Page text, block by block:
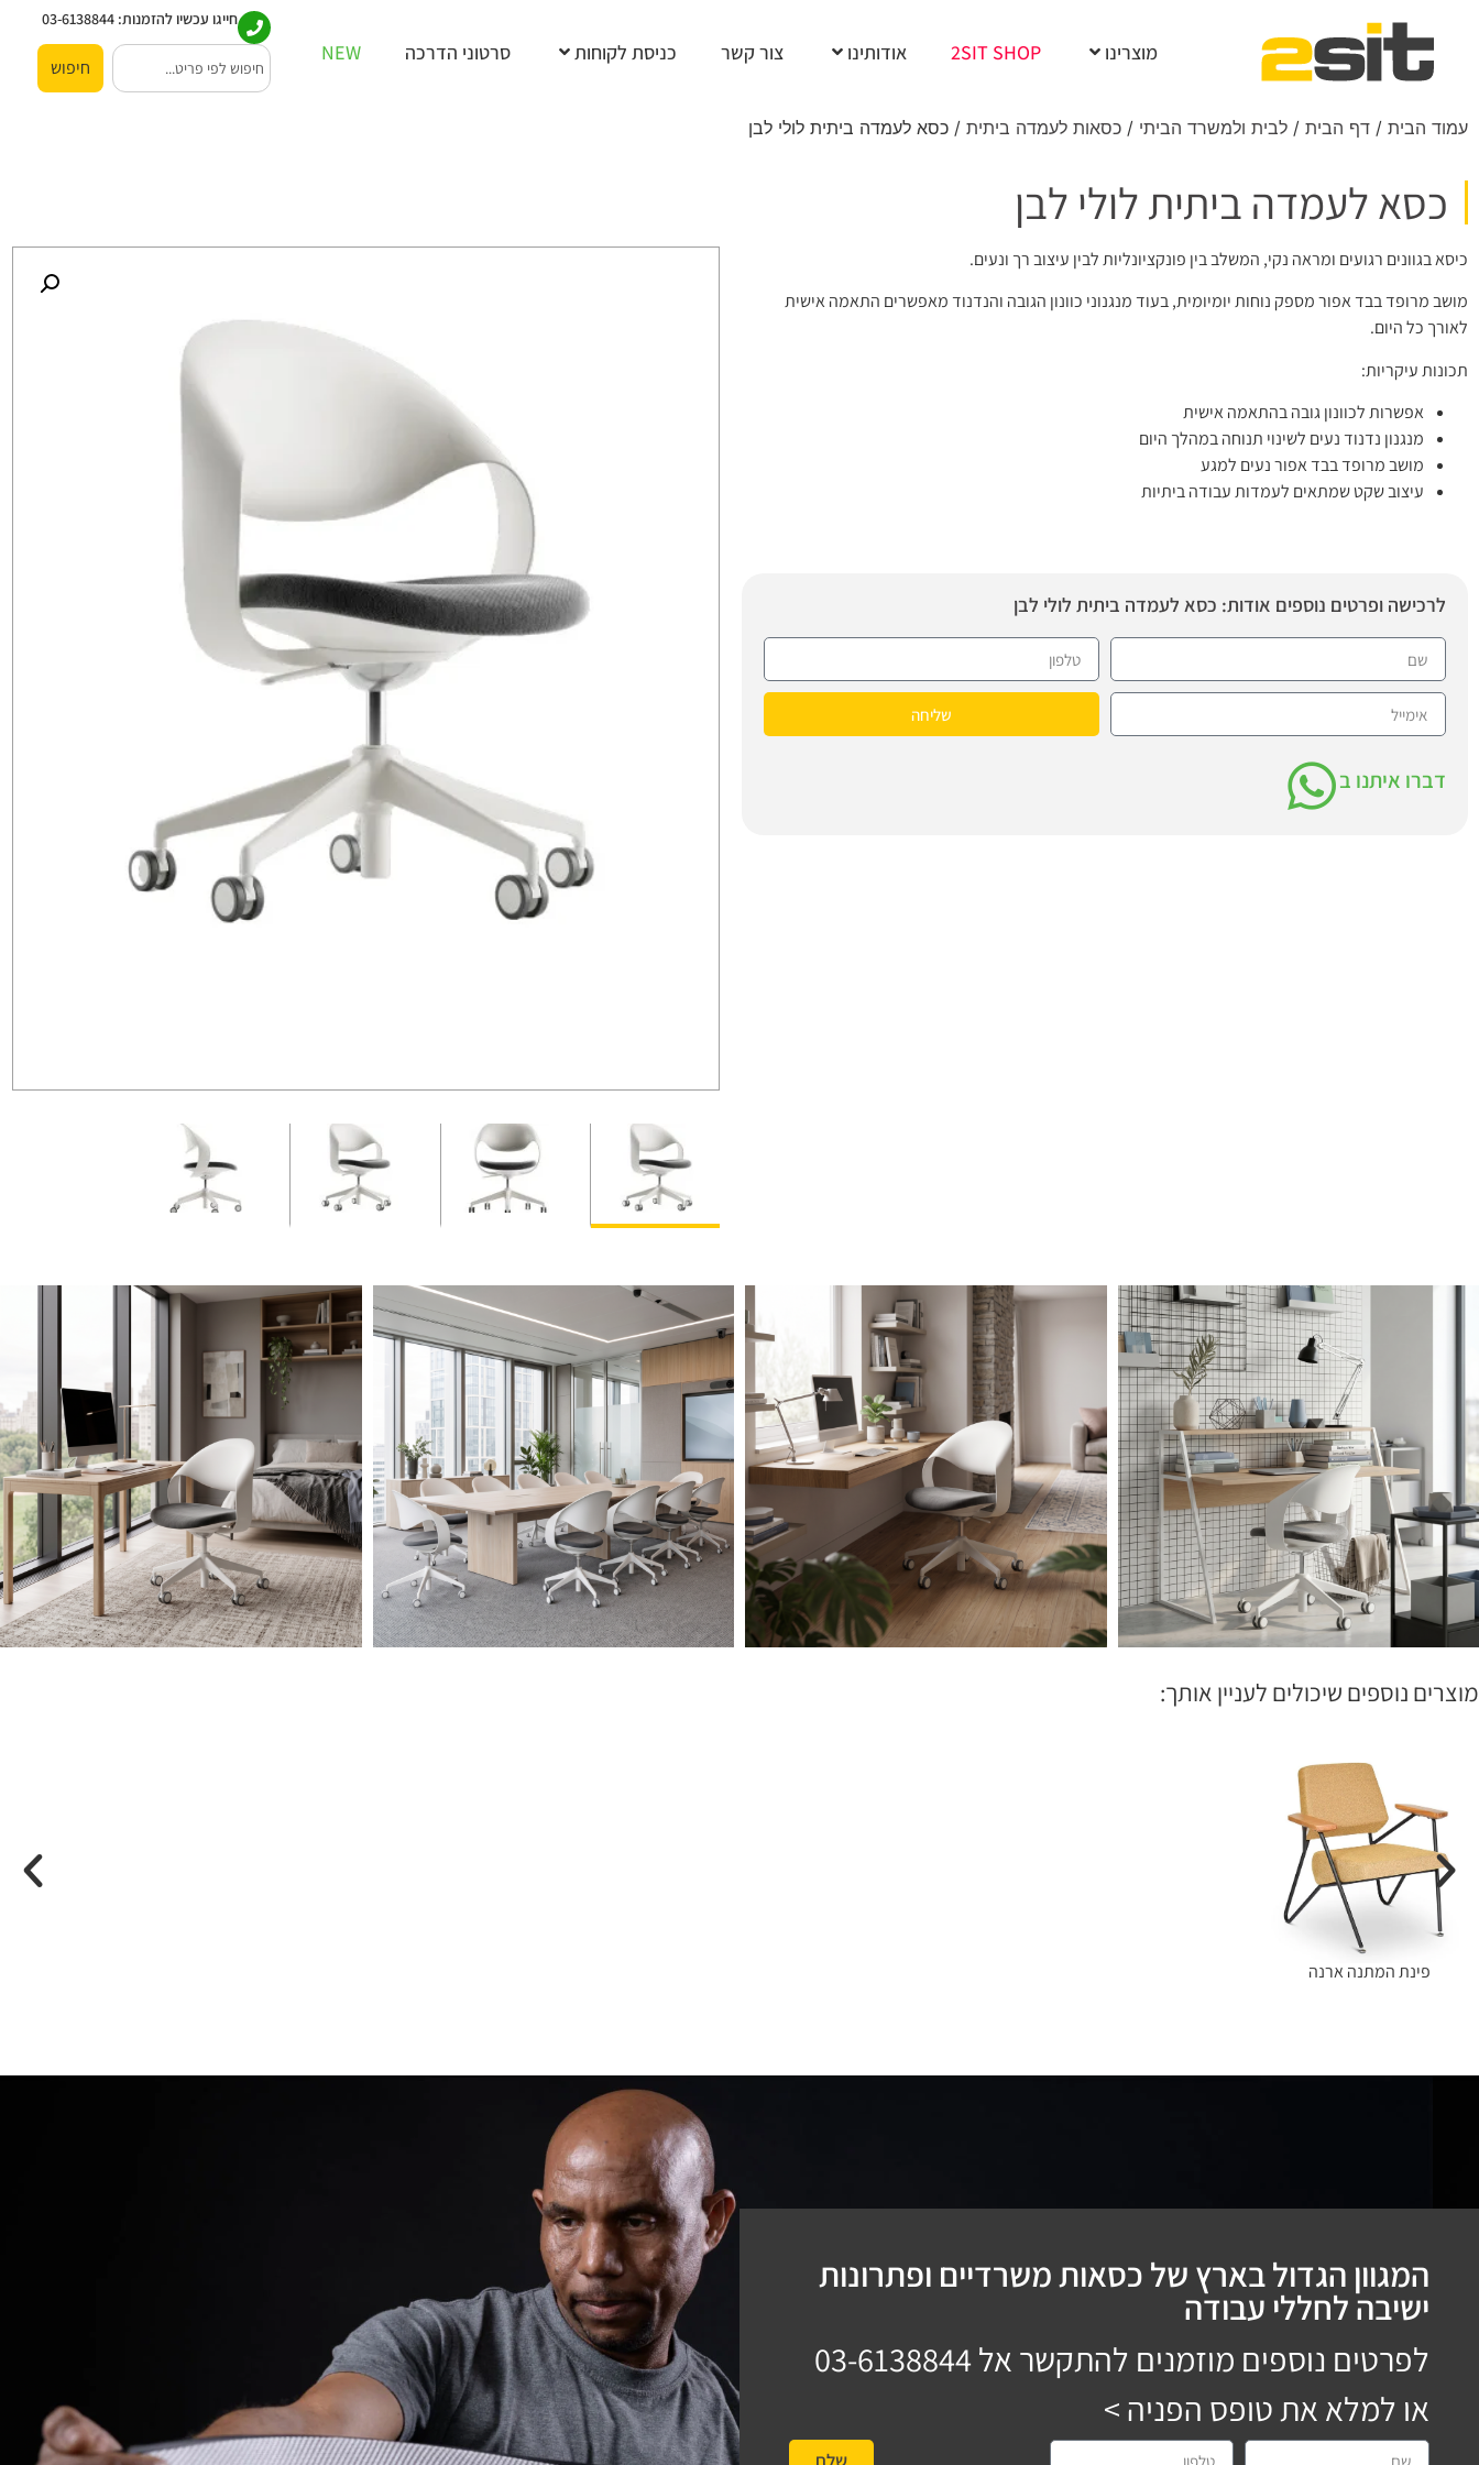
מוצרינו 2SIT SHOP אודותינו צור קשר כניסת לקוחות סרטוני הדרכה NEW
חייגו עכשיו להזמנות: 03-6138844
חיפוש
עמוד הבית / דף הבית / לבית ולמשרד הביתי / כסאות לעמדה ביתית / כסא לעמדה ביתית לולי לבן
כסא לעמדה ביתית לולי לבן
כיסא בגוונים רגועים ומראה נקי, המשלב בין פונקציונליות לבין עיצוב רך ונעים.
מושב מרופד בבד אפור מספק נוחות יומיומית, בעוד מנגנוני כוונון הגובה והנדנוד מאפשרים התאמה אישית
לאורך כל היום.
תכונות עיקריות:
אפשרות לכוונון גובה בהתאמה אישית
מנגנון נדנוד נעים לשינוי תנוחה במהלך היום
מושב מרופד בבד אפור נעים למגע
עיצוב שקט שמתאים לעמדות עבודה ביתיות
לרכישה ופרטים נוספים אודות: כסא לעמדה ביתית לולי לבן
שליחה
דברו איתנו ב
מוצרים נוספים שיכולים לעניין אותך:
פינת המתנה ארנה
המגוון הגדול בארץ של כסאות משרדיים ופתרונות
ישיבה לחללי עבודה
לפרטים נוספים מוזמנים להתקשר אל03-6138844
או למלא את טופס הפניה >